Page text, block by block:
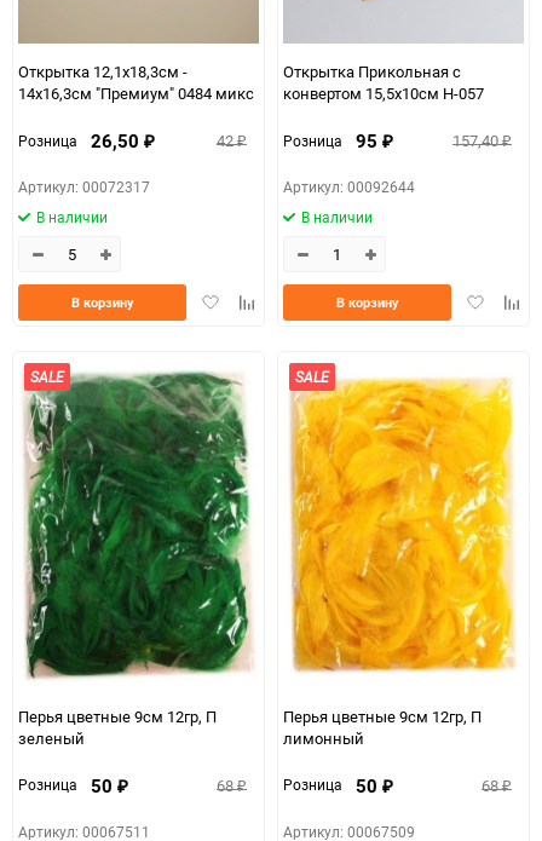
Открытка 12,1х18,3см -
14х16,3см "Премиум" 0484 микс
Розница 26,50 ₽ 42₽
Артикул: 00072317
В наличии
ДобавитьДобавить
В корзину
Открытка Прикольная с
конвертом 15,5х10см Н-057
Розница 95 ₽ 157,40₽
Артикул: 00092644
В наличии
Добавить
В корзину
SALE
Перья цветные 9см 12гр, П
зеленый
Розница 50 ₽ 68₽
Артикул: 00067511
SALE
Перья цветные 9см 12гр, П
лимонный
Розница 50 ₽ 68₽
Артикул: 00067509